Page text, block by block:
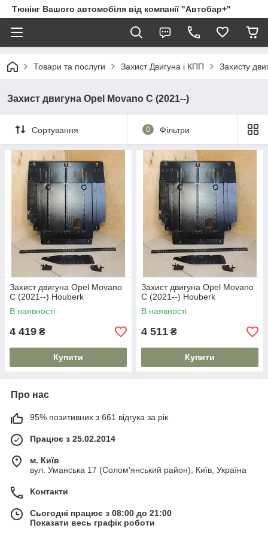
Тюнінг Вашого автомобіля від компанії "Автобар+"
Товари та послуги Захист Двигуна і КПП Захисту
Захист двигуна Opel Movano C (2021--)
Сортування 0 Фільтри
Захист двигуна Opel Movano
C (2021--) Houberk
В наявності
4 419 ₴
Купити
Захист двигуна Opel Movano
C (2021--) Houberk
В наявності
4 511 ₴
Купити
Про нас
95% позитивних з 661 відгука за рік
Працює з 25.02.2014
м. Київ
вул. Уманська 17 (Солом'янський район), Київ, Україна
Контакти
Сьогодні працює з 08:00 до 21:00
Показати весь графік роботи